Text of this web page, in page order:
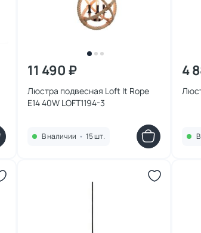
11 490 ₽
Люстра подвесная Loft It Rope
E14 40W LOFT1194-3
В наличии • 15 шт.
4